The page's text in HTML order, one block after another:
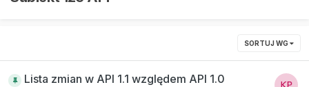
SORTUJ WG
Lista zmian w API 1.1 względem API 1.0